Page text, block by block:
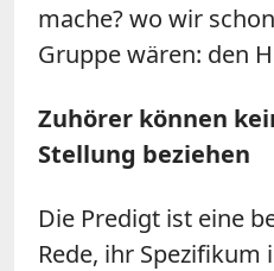
mache? wo wir
Gruppe wären: den
Zuhörer können
Stellung beziehen
Die Predigt ist eine
Rede, ihr Spezifikum